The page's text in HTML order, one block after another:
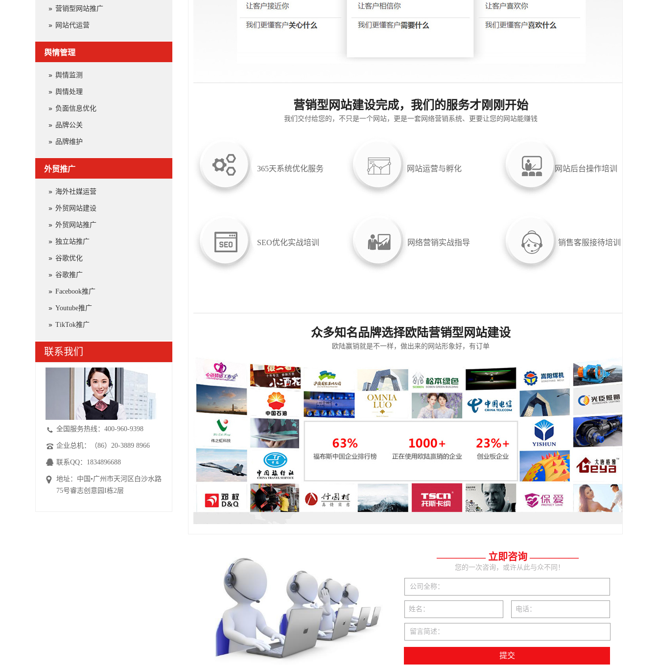
营销型网站推广
网站代运营
舆情管理
舆情监测
舆情处理
负面信息优化
品牌公关
品牌维护
外贸推广
海外社媒运营
外贸网站建设
外贸网站推广
独立站推广
谷歌优化
谷歌推广
Facebook推广
Youtube推广
TikTok推广
联系我们
全国服务热线：400-960-9398
企业总机：（86）20-3889 8966
联系QQ：1834896688
地址：中国•广州市天河区白沙水路
75号睿志创意园I栋2层
营销型网站建设完成，我们的服务才刚刚开始
我们交付给您的，不只是一个网站，更是一套网络营销系统、更要让您的网站能赚钱
365天系统优化服务 网站运营与孵化 网站后台操作培训
SEO优化实战培训 网络营销实战指导 销售客服接待培训
众多知名品牌选择欧陆营销型网站建设
欧陆赢销就是不一样，做出来的网站形象好，有订单
————— 立即咨询 —————
您的一次咨询，或许从此与众不同！
公司全称：
姓名： 电话：
留言简述：